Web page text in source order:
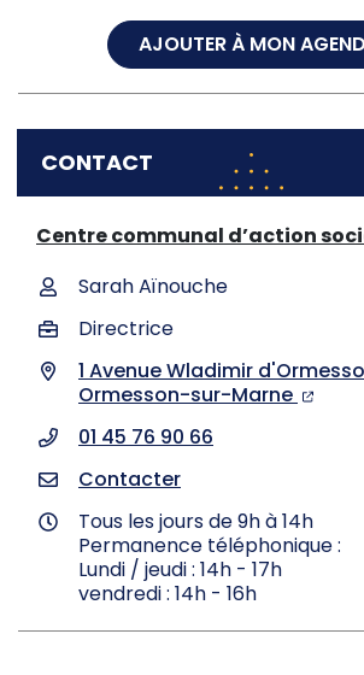
AJOUTER À MON
CONTACT
Centre communal d’action
Sarah Aïnouche
Directrice
1 Avenue Wladimir
Ormesson-sur-Marne
01 45 76 90 66
Contacter
Tous les jours de 9h à 14h
Permanence téléphonique :
Lundi / jeudi : 14h - 17h
vendredi : 14h - 16h